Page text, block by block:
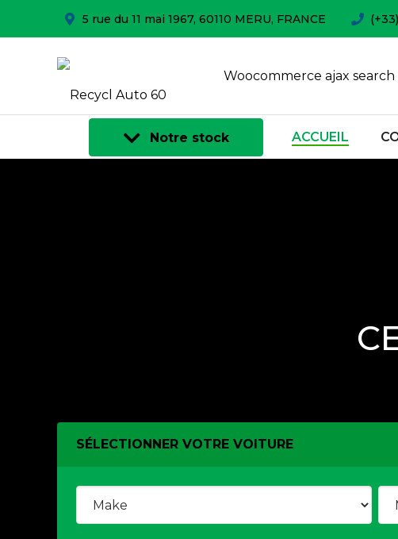
5 rue du 11 mai 1967, 60110 MERU, FRANCE
Woocommerce ajax search
Notre stock ACCUEIL
SÉLECTIONNER VOTRE VOITURE